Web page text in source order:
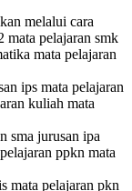
melalui cara
mata pelajaran smk
mata pelajaran
ips mata pelajaran
kuliah mata
sma jurusan ipa
ppkn mata
mata pelajaran pkn